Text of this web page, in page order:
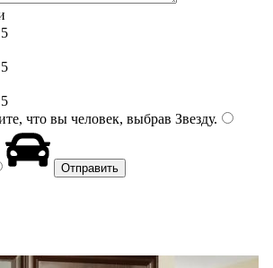
5
5
5
что вы человек, выбрав Звезду.